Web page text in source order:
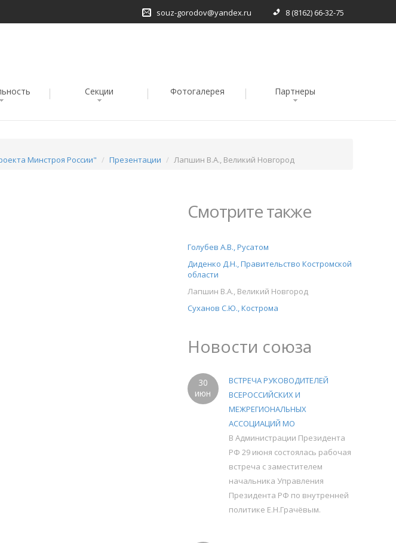
souz-gorodov@yandex.ru 8 (8162) 66-32-75
Секции Фотогалерея Партнеры
Минстроя России"
Презентации Лапшин В.А., Великий Новгород
Смотрите также
Голубев А.В., Русатом
Диденко Д.Н., Правительство Костромской
области
Лапшин В.А., Великий Новгород
Суханов С.Ю., Кострома
Новости союза
30
июн
ВСТРЕЧА РУКОВОДИТЕЛЕЙ
ВСЕРОССИЙСКИХ И
МЕЖРЕГИОНАЛЬНЫХ
АССОЦИАЦИЙ МО
В Администрации Президента
РФ 29 июня состоялась рабочая
встреча с заместителем
начальника Управления
Президента РФ по внутренней
политике Е.Н.Грачёвым.